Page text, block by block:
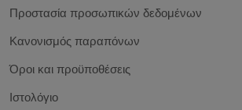
Προστασία προσωπικών δεδομένων
Κανονισμός παραπόνων
Όροι και προϋποθέσεις
Ιστολόγιο